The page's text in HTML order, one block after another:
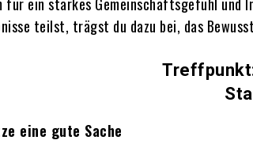
teilst, trägst du dazu bei, das
eine gute Sache